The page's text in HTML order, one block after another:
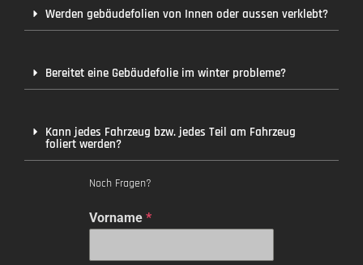
Werden gebäudefolien von Innen oder aussen verklebt?
Bereitet eine Gebäudefolie im winter probleme?
Kann jedes Fahrzeug bzw. jedes Teil am Fahrzeug
foliert werden?
Noch Fragen?
Vorname *